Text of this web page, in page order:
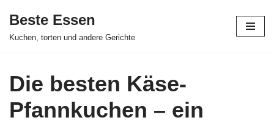
Skip
Beste Essen
Kuchen, torten und andere Gerichte
Die besten Käse-
Pfannkuchen – ein